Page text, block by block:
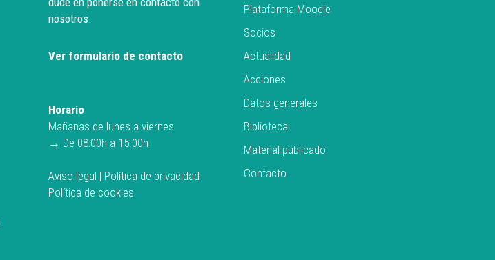
nosotros.
Ver formulario de contacto
Horario
Mañanas de lunes a viernes
→ De 08:00h a 15.00h
Aviso legal | Política de privacidad
Política de cookies
Plataforma Moodle
Socios
Actualidad
Acciones
Datos generales
Biblioteca
Material publicado
Contacto